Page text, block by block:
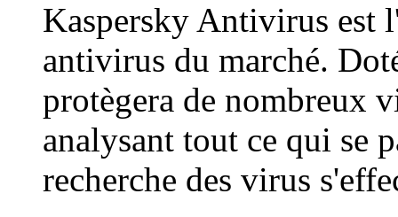
Kaspersky Antivirus est
antivirus du marché.
protègera de nombreux
analysant tout ce qui se
recherche des virus